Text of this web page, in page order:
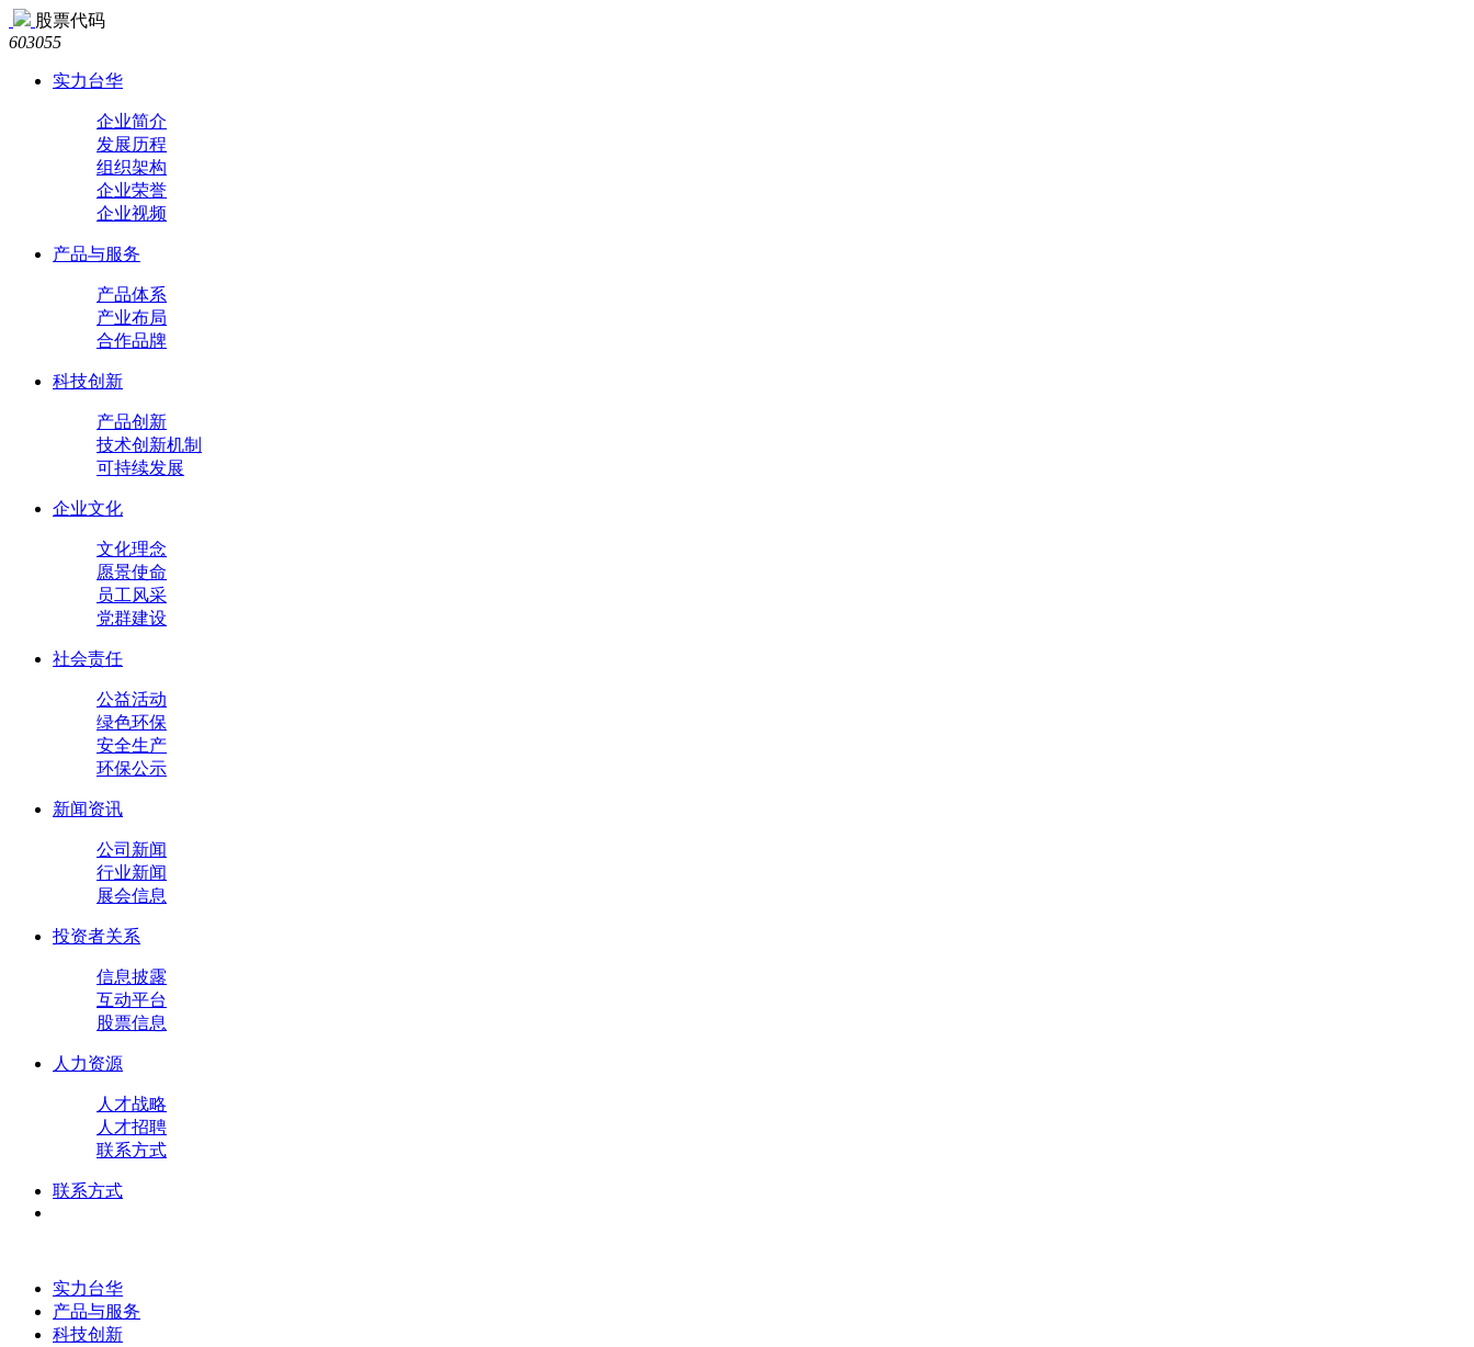
股票代码
603055
实力台华
企业简介
发展历程
组织架构
企业荣誉
企业视频
产品与服务
产品体系
产业布局
合作品牌
科技创新
产品创新
技术创新机制
可持续发展
企业文化
文化理念
愿景使命
员工风采
党群建设
社会责任
公益活动
绿色环保
安全生产
环保公示
新闻资讯
公司新闻
行业新闻
展会信息
投资者关系
信息披露
互动平台
股票信息
人力资源
人才战略
人才招聘
联系方式
联系方式
实力台华
产品与服务
科技创新